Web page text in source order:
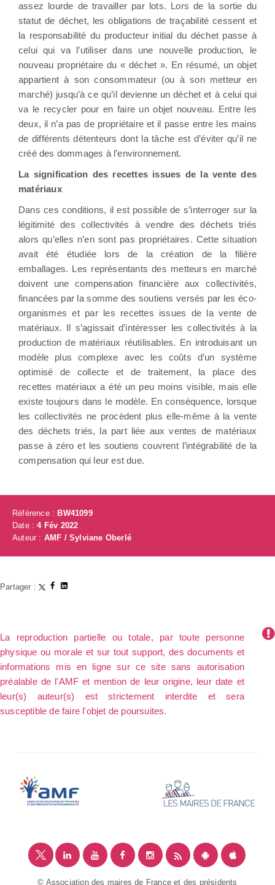
assez lourde de travailler par lots. Lors de la sortie du
statut de déchet, les obligations de traçabilité cessent et
la responsabilité du producteur initial du déchet passe à
celui qui va l’utiliser dans une nouvelle production, le
nouveau propriétaire du « déchet ». En résumé, un objet
appartient à son consommateur (ou à son metteur en
marché) jusqu’à ce qu’il devienne un déchet et à celui qui
va le recycler pour en faire un objet nouveau. Entre les
deux, il n’a pas de propriétaire et il passe entre les mains
de différents détenteurs dont la tâche est d’éviter qu’il ne
créé des dommages à l’environnement.
La signification des recettes issues de la vente des
matériaux
Dans ces conditions, il est possible de s’interroger sur la
légitimité des collectivités à vendre des déchets triés
alors qu’elles n’en sont pas propriétaires. Cette situation
avait été étudiée lors de la création de la filière
emballages. Les représentants des metteurs en marché
doivent une compensation financière aux collectivités,
financées par la somme des soutiens versés par les éco-
organismes et par les recettes issues de la vente de
matériaux. Il s’agissait d’intéresser les collectivités à la
production de matériaux réutilisables. En introduisant un
modèle plus complexe avec les coûts d’un système
optimisé de collecte et de traitement, la place des
recettes matériaux a été un peu moins visible, mais elle
existe toujours dans le modèle. En conséquence, lorsque
les collectivités ne procèdent plus elle-même à la vente
des déchets triés, la part liée aux ventes de matériaux
passe à zéro et les soutiens couvrent l’intégrabilité de la
compensation qui leur est due.
Référence : BW41099
Date :4 Fév 2022
Auteur : AMF / Sylviane Oberlé
Partager :
La reproduction partielle ou totale, par toute personne
physique ou morale et sur tout support, des documents et
informations mis en ligne sur ce site sans autorisation
préalable de l'AMF et mention de leur origine, leur date et
leur(s) auteur(s) est strictement interdite et sera
susceptible de faire l'objet de poursuites.
© Association des maires de France et des présidents